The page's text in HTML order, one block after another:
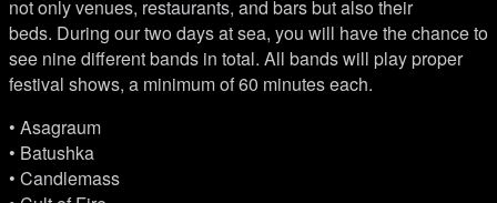
not only venues, restaurants, and bars but also their
beds. During our two days at sea, you will have the chance to
see nine different bands in total. All bands will play proper
festival shows, a minimum of 60 minutes each.
• Asagraum
• Batushka
• Candlemass